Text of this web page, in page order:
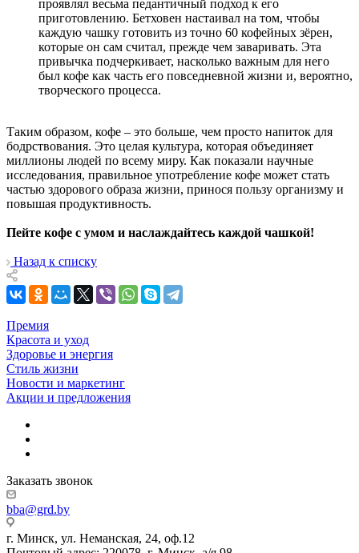
проявлял весьма педантичный подход к его
приготовлению. Бетховен настаивал на том, чтобы
каждую чашку готовить из точно 60 кофейных зёрен,
которые он сам считал, прежде чем заваривать. Эта
привычка подчеркивает, насколько важным для него
был кофе как часть его повседневной жизни и, вероятно,
творческого процесса.
Таким образом, кофе – это больше, чем просто напиток для
бодрствования. Это целая культура, которая объединяет
миллионы людей по всему миру. Как показали научные
исследования, правильное употребление кофе может стать
частью здорового образа жизни, принося пользу организму и
повышая продуктивность.
Пейте кофе с умом и наслаждайтесь каждой чашкой!
Назад к списку
Премия
Красота и уход
Здоровье и энергия
Стиль жизни
Новости и маркетинг
Акции и предложения
Заказать звонок
bba@grd.by
г. Минск, ул. Неманская, 24, оф.12